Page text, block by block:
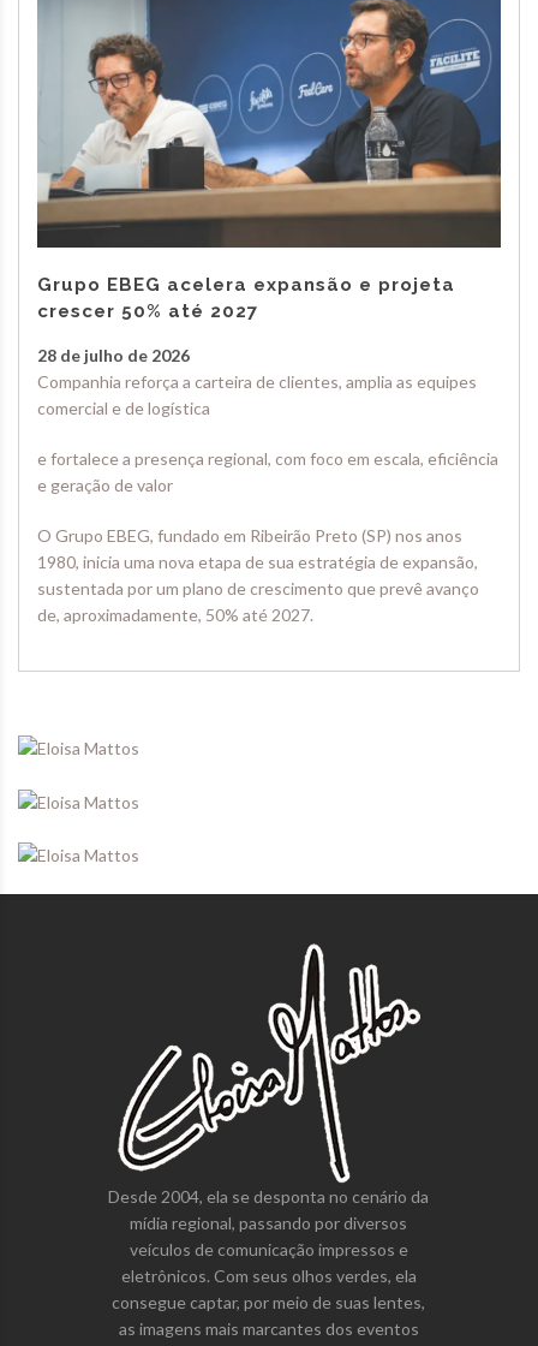
Grupo EBEG acelera expansão e projeta
crescer 50% até 2027
28 de julho de 2026
Companhia reforça a carteira de clientes, amplia as equipes
comercial e de logística
e fortalece a presença regional, com foco em escala, eficiência
e geração de valor
O Grupo EBEG, fundado em Ribeirão Preto (SP) nos anos
1980, inicia uma nova etapa de sua estratégia de expansão,
sustentada por um plano de crescimento que prevê avanço
de, aproximadamente, 50% até 2027.
Desde 2004, ela se desponta no cenário da
mídia regional, passando por diversos
veículos de comunicação impressos e
eletrônicos. Com seus olhos verdes, ela
consegue captar, por meio de suas lentes,
as imagens mais marcantes dos eventos